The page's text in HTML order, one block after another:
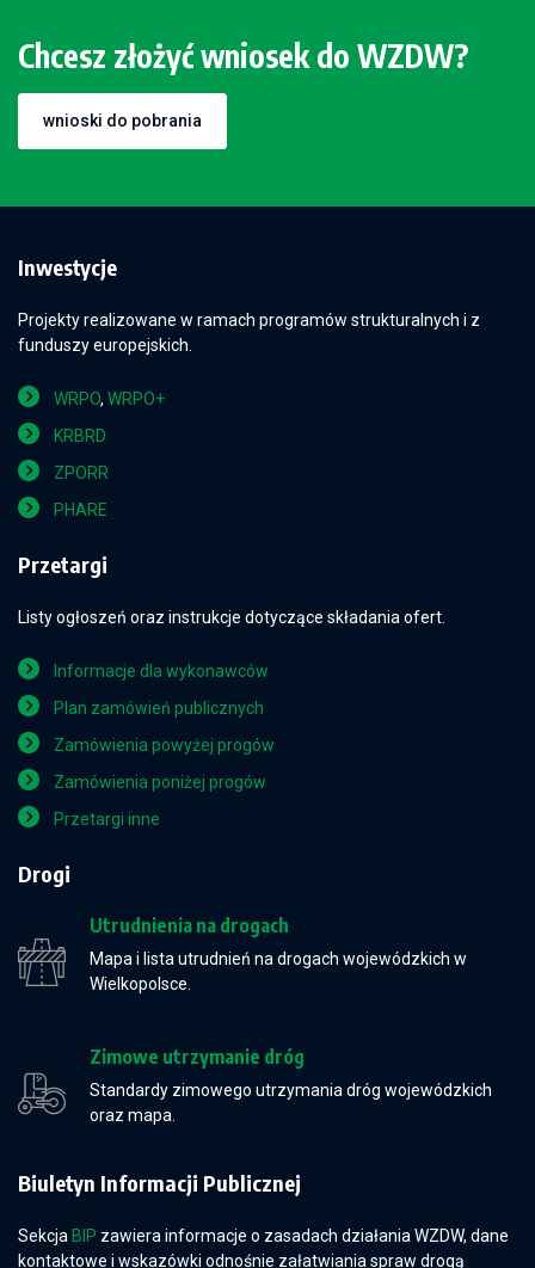
Chcesz złożyć wniosek do WZDW?
wnioski do pobrania
Inwestycje
Projekty realizowane w ramach programów strukturalnych i z
funduszy europejskich.
WRPO, WRPO+
KRBRD
ZPORR
PHARE
Przetargi
Listy ogłoszeń oraz instrukcje dotyczące składania ofert.
Informacje dla wykonawców
Plan zamówień publicznych
Zamówienia powyżej progów
Zamówienia poniżej progów
Przetargi inne
Drogi
Utrudnienia na drogach
Mapa i lista utrudnień na drogach wojewódzkich w
Wielkopolsce.
Zimowe utrzymanie dróg
Standardy zimowego utrzymania dróg wojewódzkich
oraz mapa.
Biuletyn Informacji Publicznej
Sekcja BIP zawiera informacje o zasadach działania WZDW, dane
kontaktowe i wskazówki odnośnie załatwiania spraw drogą